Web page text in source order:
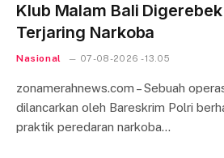
Klub Malam Bali
Terjaring Narkoba
Nasional 07-08-2026 - 13.05
zonamerahnews.com – Sebuah
dilancarkan oleh Bareskrim Polri
praktik peredaran narkoba…